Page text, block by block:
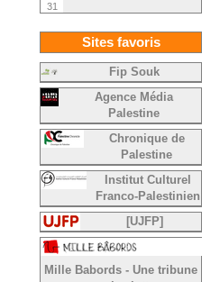
31
Sites favoris
Fip Souk
Agence Média
Palestine
Chronique de
Palestine
Institut Culturel
Franco-Palestinien
[UJFP]
Mille Babords - Une tribune